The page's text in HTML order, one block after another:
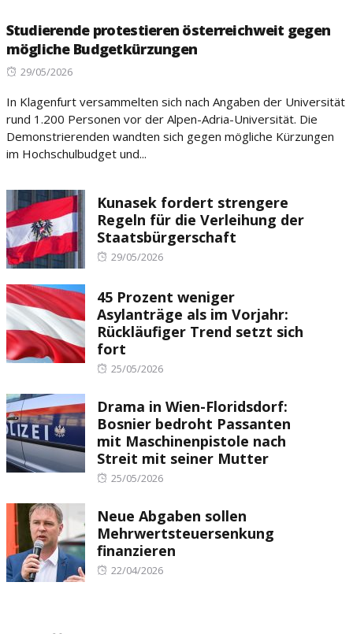
Studierende protestieren österreichweit gegen
mögliche Budgetkürzungen
Posted
29/05/2026
In Klagenfurt versammelten sich nach Angaben der Universität
rund 1.200 Personen vor der Alpen-Adria-Universität. Die
Demonstrierenden wandten sich gegen mögliche Kürzungen
im Hochschulbudget und...
Kunasek fordert strengere
Regeln für die Verleihung der
Staatsbürgerschaft
Posted
29/05/2026
45 Prozent weniger
Asylanträge als im Vorjahr:
Rückläufiger Trend setzt sich
fort
Posted
25/05/2026
Drama in Wien-Floridsdorf:
Bosnier bedroht Passanten
mit Maschinenpistole nach
Streit mit seiner Mutter
Posted
25/05/2026
Neue Abgaben sollen
Mehrwertsteuersenkung
finanzieren
Posted
22/04/2026